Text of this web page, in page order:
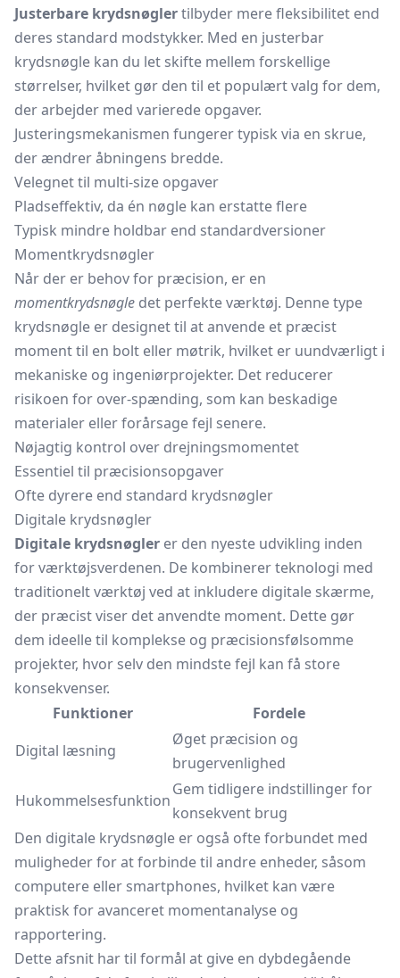
Justerbare krydsnøglertilbyder mere fleksibilitet end
deres standard modstykker. Med en justerbar
krydsnøgle kan du let skifte mellem forskellige
størrelser, hvilket gør den til et populært valg for dem,
der arbejder med varierede opgaver.
Justeringsmekanismen fungerer typisk via en skrue,
der ændrer åbningens bredde.
Velegnet til multi-size opgaver
Pladseffektiv, da én nøgle kan erstatte flere
Typisk mindre holdbar end standardversioner
Momentkrydsnøgler
Når der er behov for præcision, er en
momentkrydsnøgle det perfekte værktøj. Denne type
krydsnøgle er designet til at anvende et præcist
moment til en bolt eller møtrik, hvilket er uundværligt i
mekaniske og ingeniørprojekter. Det reducerer
risikoen for over-spænding, som kan beskadige
materialer eller forårsage fejl senere.
Nøjagtig kontrol over drejningsmomentet
Essentiel til præcisionsopgaver
Ofte dyrere end standard krydsnøgler
Digitale krydsnøgler
Digitale krydsnøgler er den nyeste udvikling inden
for værktøjsverdenen. De kombinerer teknologi med
traditionelt værktøj ved at inkludere digitale skærme,
der præcist viser det anvendte moment. Dette gør
dem ideelle til komplekse og præcisionsfølsomme
projekter, hvor selv den mindste fejl kan få store
konsekvenser.
Funktioner
Fordele
Digital læsning
Øget præcision og
brugervenlighed
Hukommelsesfunktion
Gem tidligere indstillinger for
konsekvent brug
Den digitale krydsnøgle er også ofte forbundet med
muligheder for at forbinde til andre enheder, såsom
computere eller smartphones, hvilket kan være
praktisk for avanceret momentanalyse og
rapportering.
Dette afsnit har til formål at give en dybdegående